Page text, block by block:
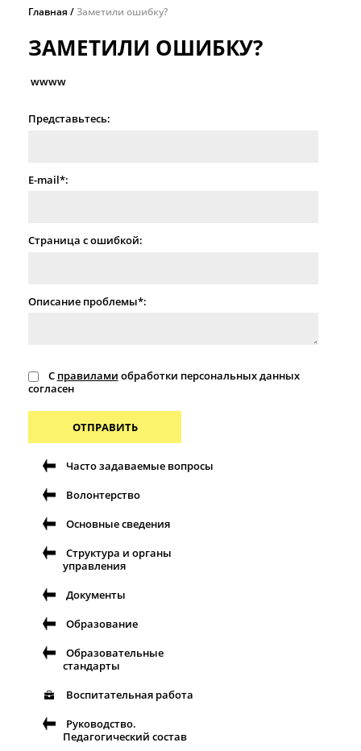
Главная Заметили ошибку?
ЗАМЕТИЛИ ОШИБКУ?
wwww
Представьтесь:
E-mail*:
Страница с ошибкой:
Описание проблемы*:
С правилами обработки персональных данных
согласен
ОТПРАВИТЬ
Часто задаваемые вопросы
Волонтерство
Основные сведения
Структура и органы
управления
Документы
Образование
Образовательные
стандарты
Воспитательная работа
Руководство.
Педагогический состав